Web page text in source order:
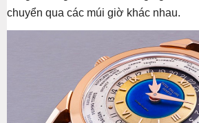
chuyển qua các múi giờ khác nhau.